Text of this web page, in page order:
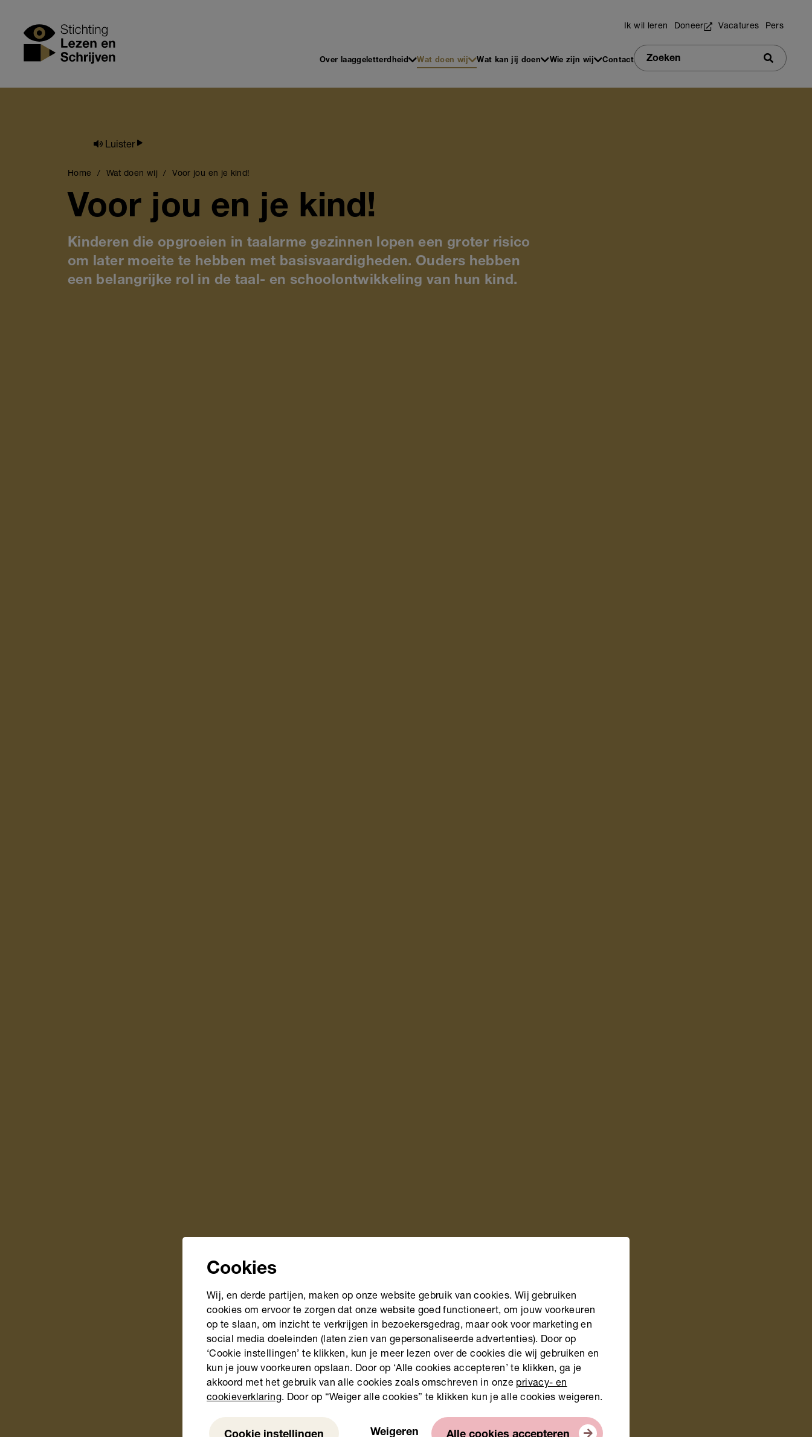
Stichting Lezen en Schrijven Utilities
Ik wil leren Doneer Vacatures Pers
Main
navigation
Over laaggeletterdheid Wat doen wij Wat kan jij doen Wie zijn wij Contact
Zoeken
Zoeken
Luister
Breadcrumb
Home Wat doen wij Voor jou en je kind!
Voor jou en je kind!
Kinderen die opgroeien in taalarme gezinnen lopen een groter risico
om later moeite te hebben met basisvaardigheden. Ouders hebben
een belangrijke rol in de taal- en schoolontwikkeling van hun kind.
Cookies
Wij, en derde partijen, maken op onze website gebruik van cookies. Wij gebruiken
cookies om ervoor te zorgen dat onze website goed functioneert, om jouw voorkeuren
op te slaan, om inzicht te verkrijgen in bezoekersgedrag, maar ook voor marketing en
social media doeleinden (laten zien van gepersonaliseerde advertenties). Door op
‘Cookie instellingen’ te klikken, kun je meer lezen over de cookies die wij gebruiken en
kun je jouw voorkeuren opslaan. Door op ‘Alle cookies accepteren’ te klikken, ga je
akkoord met het gebruik van alle cookies zoals omschreven in onze privacy- en
cookieverklaring. Door op “Weiger alle cookies” te klikken kun je alle cookies weigeren.
Weigeren